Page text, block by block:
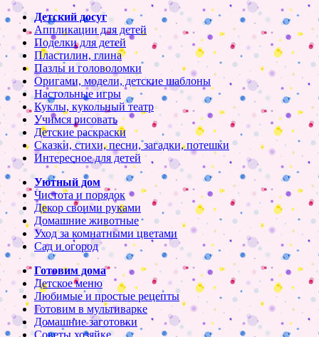
Детский досуг
Аппликации для детей
Поделки для детей
Пластилин, глина
Пазлы и головоломки
Оригами, модели, детские шаблоны
Настольные игры
Куклы, кукольный театр
Учимся рисовать
Детские раскраски
Сказки, стихи, песни, загадки, потешки
Интересное для детей
Уютный дом
Чистота и порядок
Декор своими руками
Домашние животные
Уход за комнатными цветами
Сад и огород
Готовим дома
Детское меню
Любимые и простые рецепты
Готовим в мультиварке
Домашние заготовки